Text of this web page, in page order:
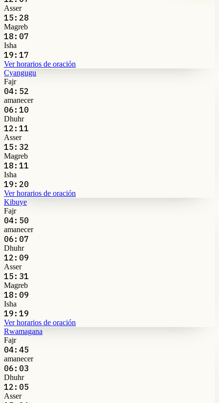
Asser
15:28
Magreb
18:07
Isha
19:17
Ver horarios de oración
Cyangugu
Fajr
04:52
amanecer
06:10
Dhuhr
12:11
Asser
15:32
Magreb
18:11
Isha
19:20
Ver horarios de oración
Kibuye
Fajr
04:50
amanecer
06:07
Dhuhr
12:09
Asser
15:31
Magreb
18:09
Isha
19:19
Ver horarios de oración
Rwamagana
Fajr
04:45
amanecer
06:03
Dhuhr
12:05
Asser